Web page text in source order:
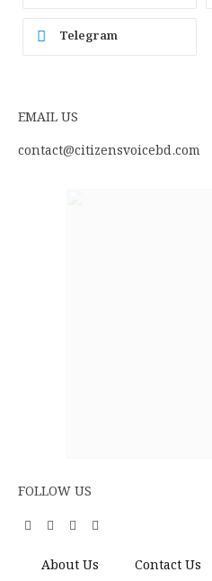
Telegram
EMAIL US
contact@citizensvoicebd.com
FOLLOW US
Facebook
YouTube
X
LinkedIn
About Us
Contact Us